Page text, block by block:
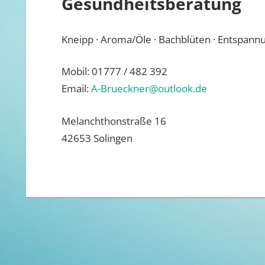
Kneipp · Aroma/Öle · Bachblüten ·
Mobil: 01777 / 482 392
Email:A-Brueckner@outlook.de
Melanchthonstraße 16
42653 Solingen